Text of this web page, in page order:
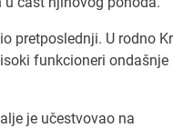
pretposlednji. U rodno
funkcioneri ondašnje
je učestvovao na